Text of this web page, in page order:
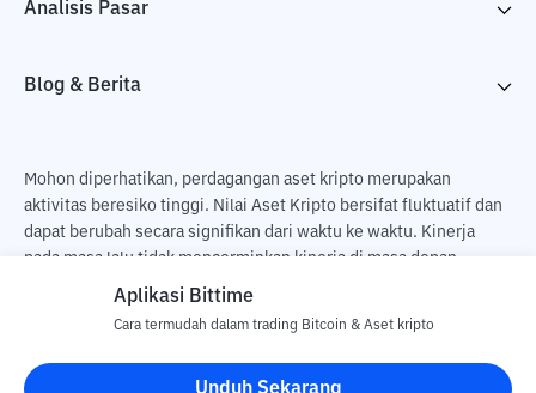
Analisis Pasar
Blog & Berita
Mohon diperhatikan, perdagangan aset kripto merupakan
aktivitas beresiko tinggi. Nilai Aset Kripto bersifat fluktuatif dan
dapat berubah secara signifikan dari waktu ke waktu. Kinerja
pada masa lalu tidak mencerminkan kinerja di masa depan.
Terdapat risiko kehilangan sebagai dampak dari membeli dan
pengguna. PT Utama Aset Digital Indonesia (Bittime) tidak
bertanggung jawab atas perubahan fluktuasi dari nilai tukar Aset
Aplikasi Bittime
Cara termudah dalam trading Bitcoin & Aset kripto